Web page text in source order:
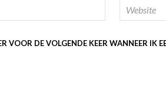
DE VOLGENDE KEER WANNEER IK